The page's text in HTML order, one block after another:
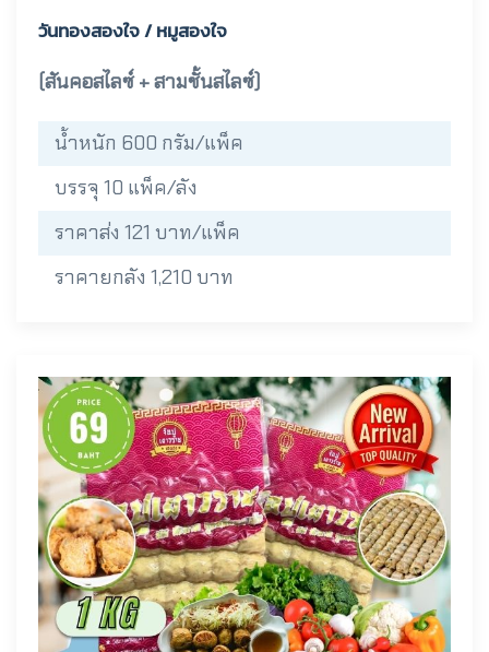
วันทองสองใจ / หมูสองใจ
(สันคอสไลซ์ + สามชั้นสไลซ์)
น้ำหนัก 600 กรัม/แพ็ค
บรรจุ 10 แพ็ค/ลัง
ราคาส่ง 121 บาท/แพ็ค
ราคายกลัง 1,210 บาท